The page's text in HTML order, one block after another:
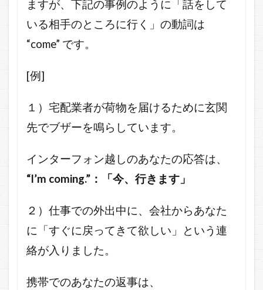
ますが、下記の事例のように「話をして
いる相手のところに行く」の動詞は
“come” です。
[例]
１）宅配業者が荷物を届けるために玄関
先でブザーを鳴らしています。
インターフォン越しのあなたの応答は、
“I’m coming.”：「今、行きます」
２）仕事での外出中に、会社からあなた
に「すぐに戻ってきて欲しい」という連
絡が入りました。
携帯でのあなたの返事は、